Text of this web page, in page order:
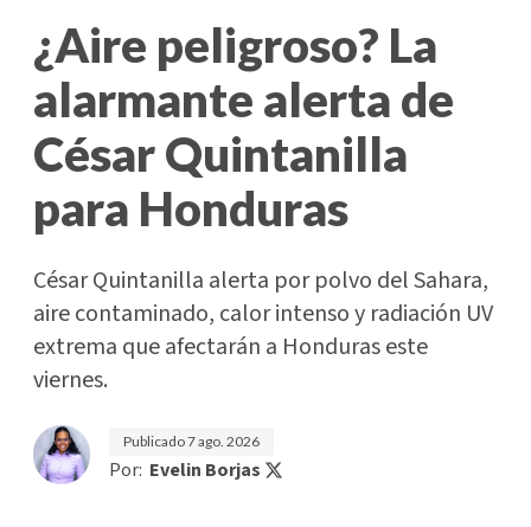
¿Aire peligroso? La
alarmante alerta de
César Quintanilla
para Honduras
César Quintanilla alerta por polvo del Sahara,
aire contaminado, calor intenso y radiación UV
extrema que afectarán a Honduras este
viernes.
Publicado7 ago. 2026
Por: Evelin Borjas